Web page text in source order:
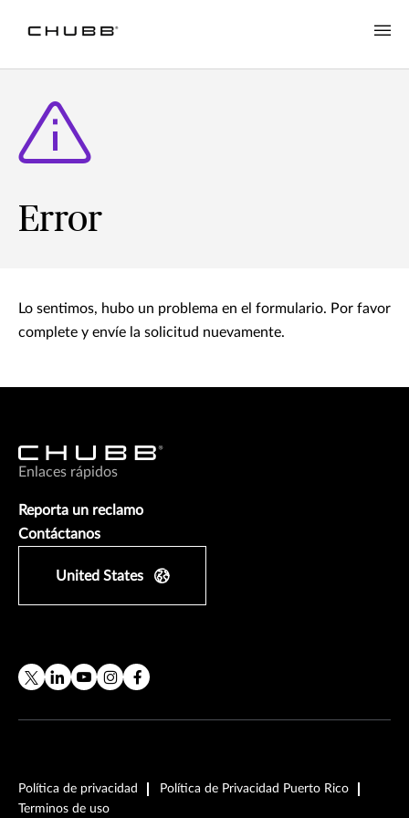
Error
Lo sentimos, hubo un problema en el formulario. Por favor
complete y envíe la solicitud nuevamente.
Enlaces rápidos
Reporta un reclamo
Contáctanos
United States
Política de privacidad
Política de Privacidad Puerto Rico
Terminos de uso